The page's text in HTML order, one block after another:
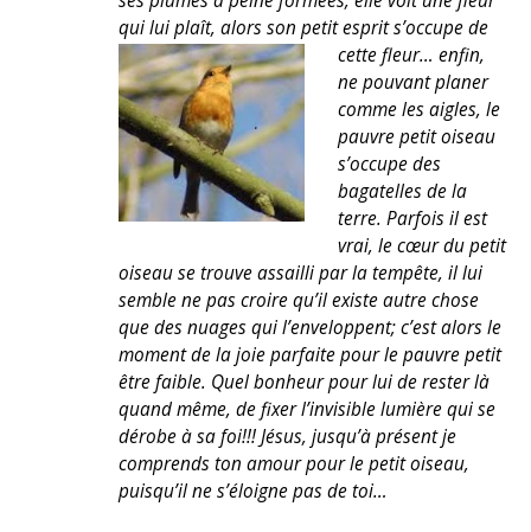
qui lui plaît, alors son petit esprit s’occupe de
cette fleur… enfin,
ne pouvant planer
comme les aigles, le
pauvre petit oiseau
s’occupe des
bagatelles de la
terre. Parfois il est
vrai, le cœur du petit
oiseau se trouve assailli par la tempête, il lui
semble ne pas croire qu’il existe autre chose
que des nuages qui l’enveloppent; c’est alors le
moment de la joie parfaite pour le pauvre petit
être faible. Quel bonheur pour lui de rester là
quand même, de fixer l’invisible lumière qui se
dérobe à sa foi!!! Jésus, jusqu’à présent je
comprends ton amour pour le petit oiseau,
puisqu’il ne s’éloigne pas de toi…